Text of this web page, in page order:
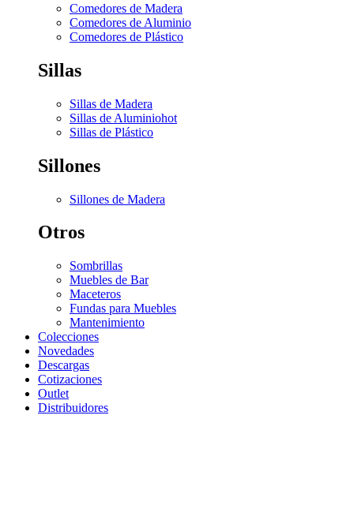
Comedores de Madera
Comedores de Aluminio
Comedores de Plástico
Sillas
Sillas de Madera
Sillas de Aluminiohot
Sillas de Plástico
Sillones
Sillones de Madera
Otros
Sombrillas
Muebles de Bar
Maceteros
Fundas para Muebles
Mantenimiento
Colecciones
Novedades
Descargas
Cotizaciones
Outlet
Distribuidores